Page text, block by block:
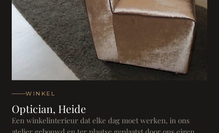
WINKEL
Optician, Heide
Een winkelinterieur dat elke dag moet werken, in ons